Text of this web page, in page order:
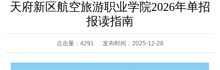
天府新区航空旅游职业学院2026年单招
报读指南
点击量：4291 发布时间：2025-12-28